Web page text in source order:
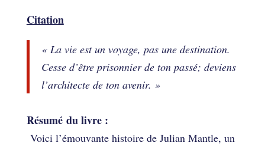
Citation
« La vie est un voyage, pas une destination.
Cesse d’être prisonnier de ton passé; deviens
l’architecte de ton avenir. »
Résumé du livre :
Voici l’émouvante histoire de Julian Mantle, un